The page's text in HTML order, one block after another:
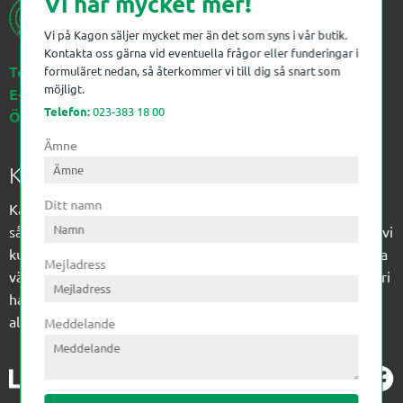
Telefon:023-383 18 00
E-post:kagon@kagon.se
Öppettider:Måndag-Fredag, 07-16
Kagon AB
Kagon har sedan 1972 levererat kompetens till
sågverksindustrin och övrig industri. Till träindustrin tillför vi
kunskap med optimeringslösningar från timmerplanen hela
vägen fram till paketering/emballering och till övrig industri
har vi ett komplement sortiment av teknikprodukter med
allt ifrån slangtillverkning till transmission och lager.
Vi på Kagon säljer mycket mer än det som syns i vår butik.
Kontakta oss gärna vid eventuella frågor eller funderingar i
formuläret nedan, så återkommer vi till dig så snart som
möjligt.
Telefon:023-383 18 00
Ämne
Ditt namn
Mejladress
Meddelande